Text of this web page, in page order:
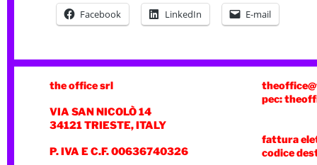
Facebook LinkedIn E-mail
the office srl
VIA SAN NICOLÒ 14
34121 TRIESTE, ITALY
P. IVA E C.F. 00636740326
pec:
fattura
codice